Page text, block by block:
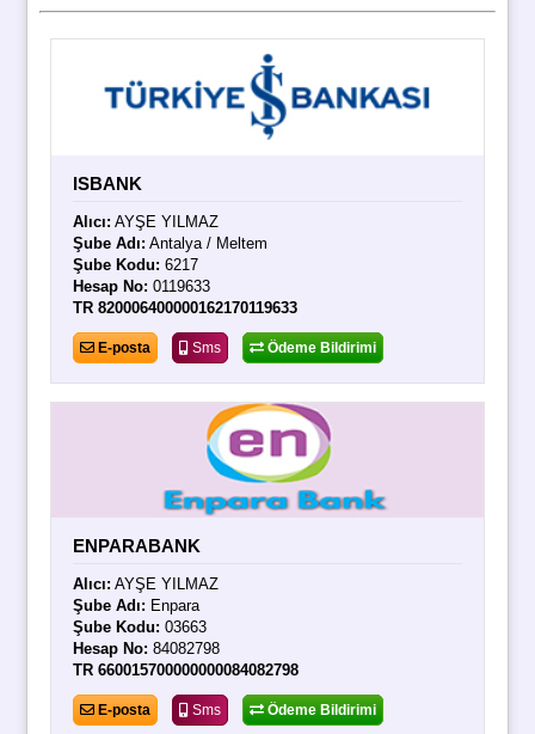
ISBANK
Alıcı: AYŞE YILMAZ
Şube Adı: Antalya / Meltem
Şube Kodu: 6217
Hesap No: 0119633
TR 820006400000162170119633
E-posta Sms Ödeme Bildirimi
ENPARABANK
Alıcı: AYŞE YILMAZ
Şube Adı: Enpara
Şube Kodu: 03663
Hesap No: 84082798
TR 660015700000000084082798
E-posta Sms Ödeme Bildirimi